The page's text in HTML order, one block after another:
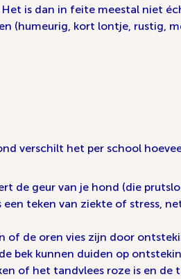
is dan in feite meestal niet
(humeurig, kort lontje, rustig,
verschilt het per school
de geur van je hond (die
een teken van ziekte of stress,
of de oren vies zijn door
bek kunnen duiden op
of het tandvlees roze is en de